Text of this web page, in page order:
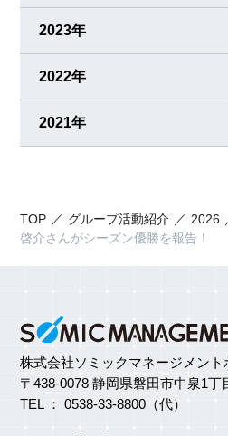
2023年
2022年
2021年
TOP グループ活動紹介 2026
啓介さんがシーズン優勝を報告！
株式会社ソミックマネージメント
〒438-0078 静岡県磐田市中泉1丁
TEL ： 0538-33-8800（代）